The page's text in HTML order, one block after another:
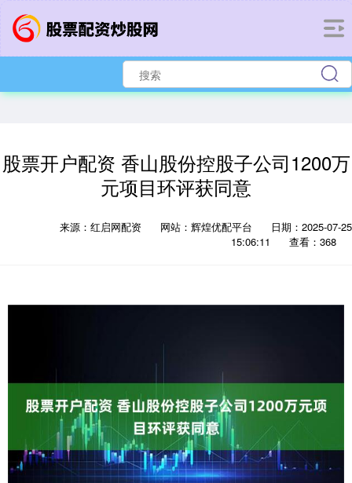
股票开户配资 香山股份控股子公司1200万
元项目环评获同意
来源：红启网配资 网站：辉煌优配平台
日期：2025-07-25
15:06:11
查看：368